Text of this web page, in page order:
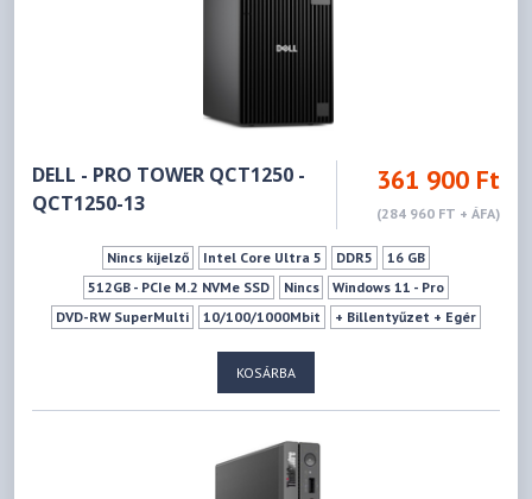
DELL - PRO TOWER QCT1250 -
QCT1250-13
361 900 Ft
(284 960 FT + ÁFA)
Nincs kijelző Intel Core Ultra 5 DDR5
16 GB
512GB - PCIe M.2 NVMe SSD
Nincs
Windows 11 - Pro
DVD-RW SuperMulti
10/100/1000Mbit
+ Billentyűzet + Egér
KOSÁRBA